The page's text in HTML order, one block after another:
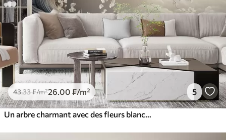
43.33₣/m²26 .00 ₣/m² 5